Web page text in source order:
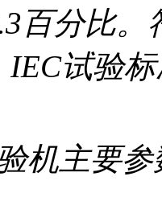
百分比。
IEC试验
机主要参